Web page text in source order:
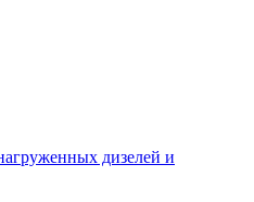
дизелей и